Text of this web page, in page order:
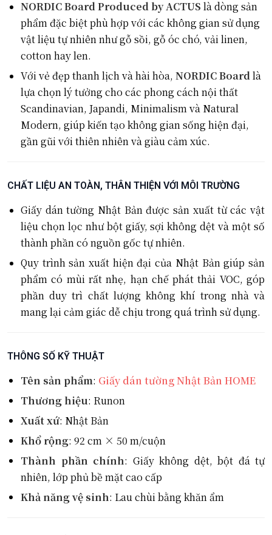
NORDIC Board Produced by ACTUS là dòng sản
phẩm đặc biệt phù hợp với các không gian sử dụng
vật liệu tự nhiên như gỗ sồi, gỗ óc chó, vải linen,
cotton hay len.
Với vẻ đẹp thanh lịch và hài hòa, NORDIC Boardlà
lựa chọn lý tưởng cho các phong cách nội thất
Scandinavian, Japandi, Minimalism và Natural
Modern, giúp kiến tạo không gian sống hiện đại,
gần gũi với thiên nhiên và giàu cảm xúc.
CHẤT LIỆU AN TOÀN, THÂN THIỆN VỚI MÔI TRƯỜNG
Giấy dán tường Nhật Bản được sản xuất từ các vật
liệu chọn lọc như bột giấy, sợi không dệt và một số
thành phần có nguồn gốc tự nhiên.
Quy trình sản xuất hiện đại của Nhật Bản giúp sản
phẩm có mùi rất nhẹ, hạn chế phát thải VOC, góp
phần duy trì chất lượng không khí trong nhà và
mang lại cảm giác dễ chịu trong quá trình sử dụng.
THÔNG SỐ KỸ THUẬT
Tên sản phẩm: Giấy dán tường Nhật Bản HOME
Thương hiệu: Runon
Xuất xứ: Nhật Bản
Khổ rộng: 92 cm × 50 m/cuộn
Thành phần chính: Giấy không dệt, bột đá tự
nhiên, lớp phủ bề mặt cao cấp
Khả năng vệ sinh: Lau chùi bằng khăn ẩm